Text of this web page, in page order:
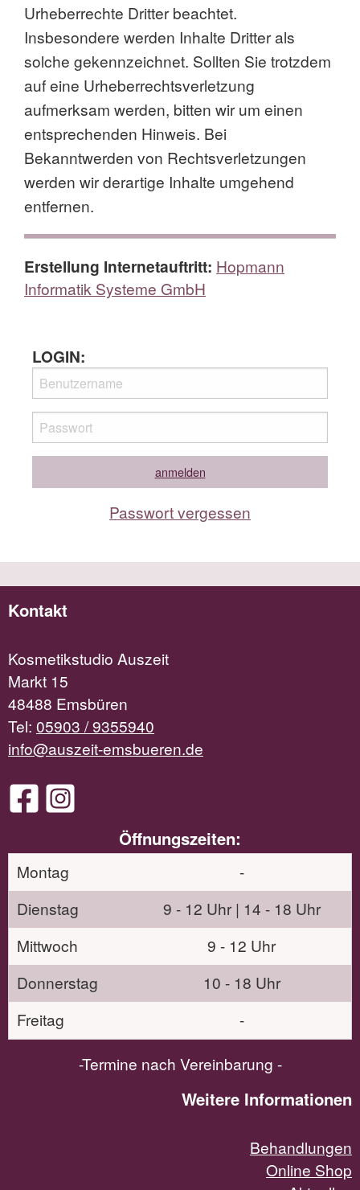
Urheberrechte Dritter beachtet.
Insbesondere werden Inhalte Dritter als
solche gekennzeichnet. Sollten Sie trotzdem
auf eine Urheberrechtsverletzung
aufmerksam werden, bitten wir um einen
entsprechenden Hinweis. Bei
Bekanntwerden von Rechtsverletzungen
werden wir derartige Inhalte umgehend
entfernen.
Erstellung Internetauftritt: Hopmann
Informatik Systeme GmbH
LOGIN:
Passwort vergessen
Kontakt
Kosmetikstudio Auszeit
Markt 15
48488 Emsbüren
Tel: 05903 / 9355940
info@auszeit-emsbueren.de
Öffnungszeiten:
Montag
-
Dienstag
9 - 12 Uhr | 14 - 18 Uhr
Mittwoch
9 - 12 Uhr
Donnerstag
10 - 18 Uhr
Freitag
-
-Termine nach Vereinbarung -
Weitere Informationen
Behandlungen
Online Shop